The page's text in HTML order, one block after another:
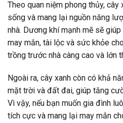
Theo quan niệm phong thủy,
sống và mang lại nguồn năng
nhà. Dương khí mạnh mẽ sẽ
may mắn, tài lộc và sức khỏe
trồng trước nhà càng cao và lớn
Ngoài ra, cây xanh còn có khả
mặt trời và đất đai, giúp tăng
Vì vậy, nếu bạn muốn gia đình
tích cực và mang lại may mắn